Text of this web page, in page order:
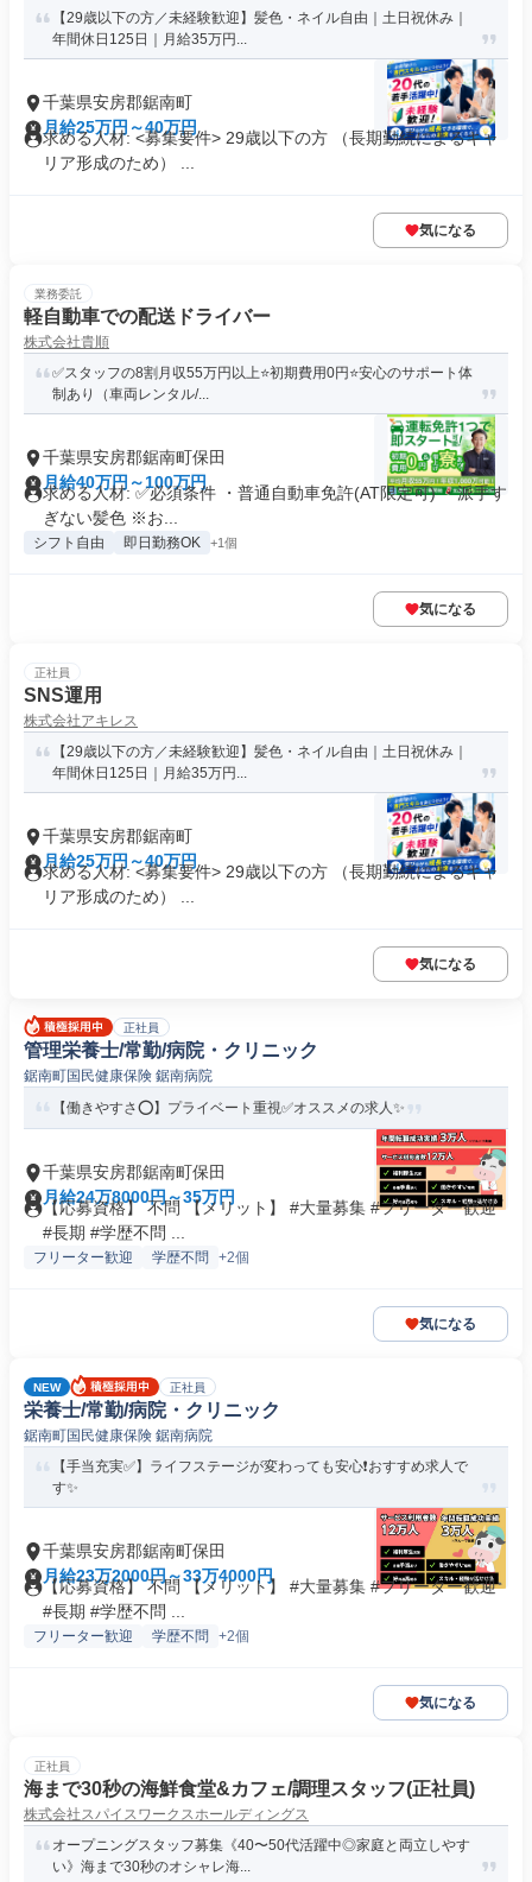
【29歳以下の方／未経験歓迎】髪色・ネイル自由｜土日祝休み｜
年間休日125日｜月給35万円...
千葉県安房郡鋸南町
月給25万円～40万円
求める人材: <募集要件> 29歳以下の方 （長期勤続によるキャ
リア形成のため） ...
気になる
業務委託
軽自動車での配送ドライバー
株式会社貴順
✅スタッフの8割月収55万円以上⭐️初期費用0円⭐️安心のサポート体
制あり（車両レンタル/...
千葉県安房郡鋸南町保田
月給40万円～100万円
求める人材: ✅️必須条件 ・普通自動車免許(AT限定可) ・派手す
ぎない髪色 ※お...
シフト自由 即日勤務OK +1個
気になる
正社員
SNS運用
株式会社アキレス
【29歳以下の方／未経験歓迎】髪色・ネイル自由｜土日祝休み｜
年間休日125日｜月給35万円...
千葉県安房郡鋸南町
月給25万円～40万円
求める人材: <募集要件> 29歳以下の方 （長期勤続によるキャ
リア形成のため） ...
気になる
正社員
管理栄養士/常勤/病院・クリニック
鋸南町国民健康保険 鋸南病院
【働きやすさ⭕️】プライベート重視✅️オススメの求人✨
千葉県安房郡鋸南町保田
月給24万8000円～35万円
【応募資格】 不問 【メリット】 #大量募集 #フリーター歓迎
#長期 #学歴不問 ...
フリーター歓迎 学歴不問 +2個
気になる
NEW 正社員
栄養士/常勤/病院・クリニック
鋸南町国民健康保険 鋸南病院
【手当充実✅️】ライフステージが変わっても安心❗️おすすめ求人で
す✨
千葉県安房郡鋸南町保田
月給23万2000円～33万4000円
【応募資格】 不問 【メリット】 #大量募集 #フリーター歓迎
#長期 #学歴不問 ...
フリーター歓迎 学歴不問 +2個
気になる
正社員
海まで30秒の海鮮食堂&カフェ/調理スタッフ(正社員)
株式会社スパイスワークスホールディングス
オープニングスタッフ募集《40〜50代活躍中◎家庭と両立しやす
い》海まで30秒のオシャレ海...